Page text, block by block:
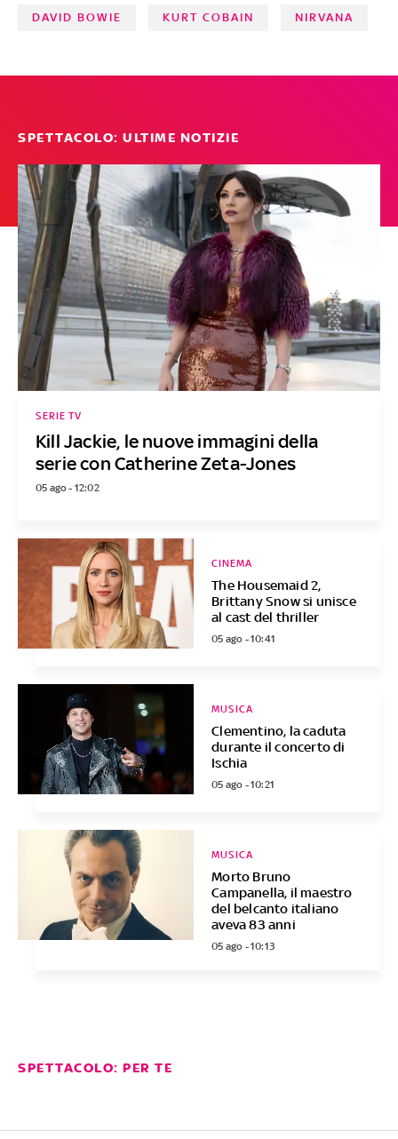
DAVID BOWIE KURT COBAIN NIRVANA
SPETTACOLO: ULTIME NOTIZIE
Kill Jackie, le nuove immagini della
serie con Catherine Zeta-Jones
SERIE TV
05 ago - 12:02
The Housemaid 2,
Brittany Snow si unisce
al cast del thriller
CINEMA
05 ago - 10:41
Clementino, la caduta
durante il concerto di
Ischia
MUSICA
05 ago - 10:21
Morto Bruno
Campanella, il maestro
del belcanto italiano
aveva 83 anni
MUSICA
05 ago - 10:13
SPETTACOLO: PER TE